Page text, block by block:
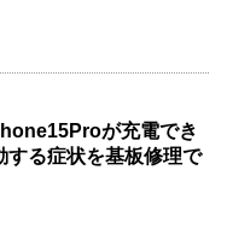
が充電でき
する症状を基板修理で